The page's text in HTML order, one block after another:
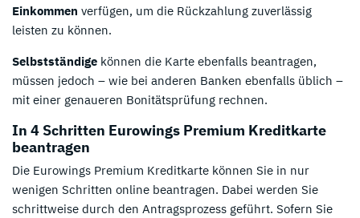
Einkommen verfügen, um die Rückzahlung zuverlässig
leisten zu können.
Selbstständige können die Karte ebenfalls beantragen,
müssen jedoch – wie bei anderen Banken ebenfalls üblich –
mit einer genaueren Bonitätsprüfung rechnen.
In 4 Schritten Eurowings Premium Kreditkarte
beantragen
Die Eurowings Premium Kreditkarte können Sie in nur
wenigen Schritten online beantragen. Dabei werden Sie
schrittweise durch den Antragsprozess geführt. Sofern Sie